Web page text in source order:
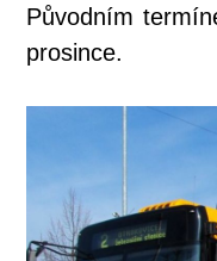
Původním
prosince.